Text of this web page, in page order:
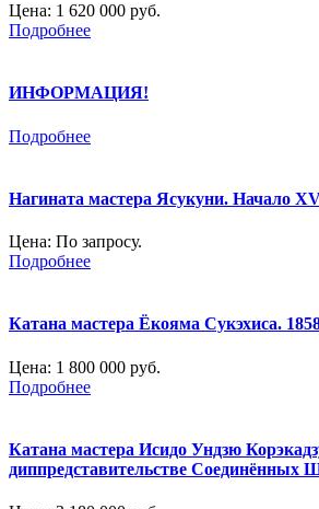
Цена: 1 620 000 руб.
Подробнее
ИНФОРМАЦИЯ!
Подробнее
Нагината мастера Ясукуни. Начало
Цена: По запросу.
Подробнее
Катана мастера Ёкояма Сукэхиса.
Цена: 1 800 000 руб.
Подробнее
Катана мастера Исидо Ундзю
диппредставительстве Соединённых